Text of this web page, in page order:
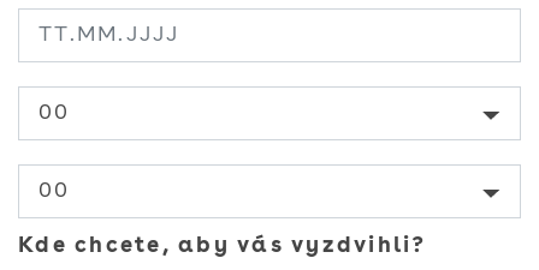
Kde chcete, aby vás vyzdvihli?